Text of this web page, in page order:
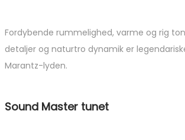
Fordybende rummelighed, varme og rig
detaljer og naturtro dynamik er
Marantz-lyden.
Sound Master tunet